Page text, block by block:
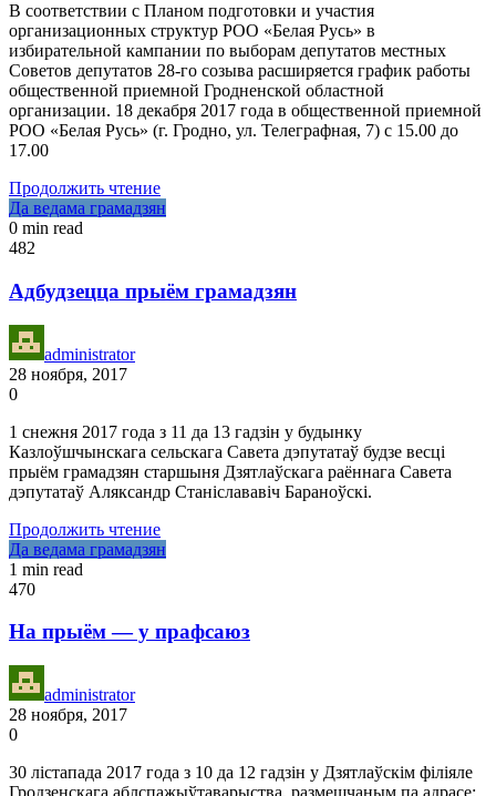
В соответствии с Планом подготовки и участия
организационных структур РОО «Белая Русь» в
избирательной кампании по выборам депутатов местных
Советов депутатов 28-го созыва расширяется график работы
общественной приемной Гродненской областной
организации. 18 декабря 2017 года в общественной приемной
РОО «Белая Русь» (г. Гродно, ул. Телеграфная, 7) с 15.00 до
17.00
Продолжить чтение
Да ведама грамадзян
0 min read
482
Адбудзецца прыём грамадзян
administrator
28 ноября, 2017
0
1 снежня 2017 года з 11 да 13 гадзін у будынку
Казлоўшчынскага сельскага Савета дэпутатаў будзе весці
прыём грамадзян старшыня Дзятлаўскага раённага Савета
дэпутатаў Аляксандр Станіслававіч Бараноўскі.
Продолжить чтение
Да ведама грамадзян
1 min read
470
На прыём — у прафсаюз
administrator
28 ноября, 2017
0
30 лістапада 2017 года з 10 да 12 гадзін у Дзятлаўскім філіяле